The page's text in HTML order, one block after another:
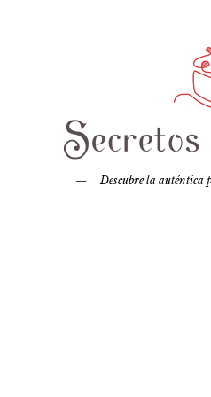
Descubre la auténtica